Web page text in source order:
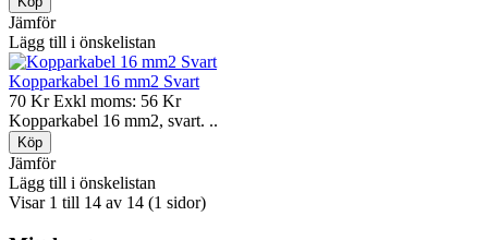
Jämför
Lägg till i önskelistan
Kopparkabel 16 mm2 Svart
70 KrExkl moms: 56 Kr
Kopparkabel 16 mm2, svart. ..
Jämför
Lägg till i önskelistan
Visar 1 till 14 av 14 (1 sidor)